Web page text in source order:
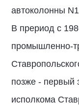
автоколонны
В прериод с
промышленно-
позже - первый
исполкома